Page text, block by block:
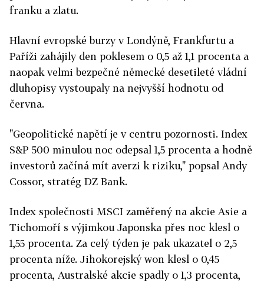
franku a zlatu.
Hlavní evropské burzy v Londýně, Frankfurtu a
Paříži zahájily den poklesem o 0,5 až 1,1 procenta a
naopak velmi bezpečné německé desetileté vládní
dluhopisy vystoupaly na nejvyšší hodnotu od
června.
"Geopolitické napětí je v centru pozornosti. Index
S&P 500 minulou noc odepsal 1,5 procenta a hodně
investorů začíná mít averzi k riziku," popsal Andy
Cossor, stratég DZ Bank.
Index společnosti MSCI zaměřený na akcie Asie a
Tichomoří s výjimkou Japonska přes noc klesl o
1,55 procenta. Za celý týden je pak ukazatel o 2,5
procenta níže. Jihokorejský won klesl o 0,45
procenta, Australské akcie spadly o 1,3 procenta,